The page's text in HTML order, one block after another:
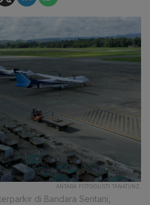
ANTARA FOTO/GUSTI TANATI/NZ.
di Bandara Sentani,